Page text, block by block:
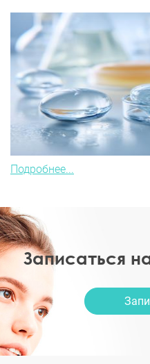
Подробнее...
Записаться